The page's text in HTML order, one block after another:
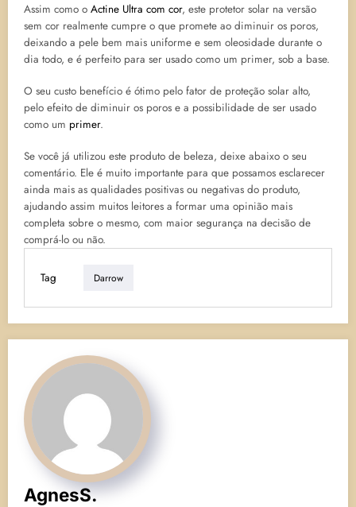
Assim como o Actine Ultra com cor, este protetor solar na versão
sem cor realmente cumpre o que promete ao diminuir os poros,
deixando a pele bem mais uniforme e sem oleosidade durante o
dia todo, e é perfeito para ser usado como um primer, sob a base.
O seu custo benefício é ótimo pelo fator de proteção solar alto,
pelo efeito de diminuir os poros e a possibilidade de ser usado
como um primer.
Se você já utilizou este produto de beleza, deixe abaixo o seu
comentário. Ele é muito importante para que possamos esclarecer
ainda mais as qualidades positivas ou negativas do produto,
ajudando assim muitos leitores a formar uma opinião mais
completa sobre o mesmo, com maior segurança na decisão de
comprá-lo ou não.
Tag Darrow
AgnesS.